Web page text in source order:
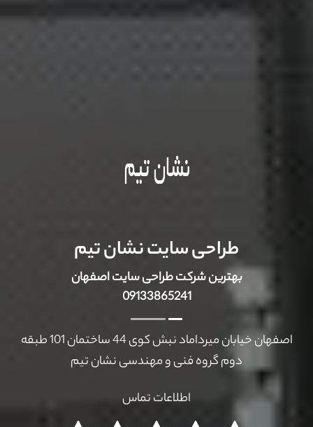
طراحی سایت نشان تیم
بهترین شرکت طراحی سایت اصفهان
09133865241
اصفهان خیابان میرداماد نبش کوی 44 ساختمان 101 طبقه
دوم گروه فنی و مهندسی نشان تیم
اطلاعات تماس